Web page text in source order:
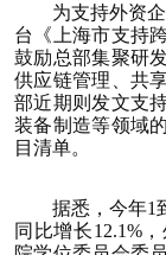
为支持外资
台《上海市支持
鼓励总部集聚研
供应链管理、共
部近期则发文支
装备制造等领域
目清单。
据悉，今年1
同比增长12.1%